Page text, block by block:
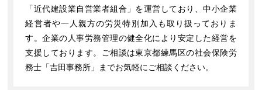
「近代建設業自営業者組合」を運営しており、中小企業
経営者や一人親方の労災特別加入も取り扱っておりま
す。企業の人事労務管理の健全化により安定した経営を
支援しております。ご相談は東京都練馬区の社会保険労
務士「吉田事務所」までお気軽にご相談ください。